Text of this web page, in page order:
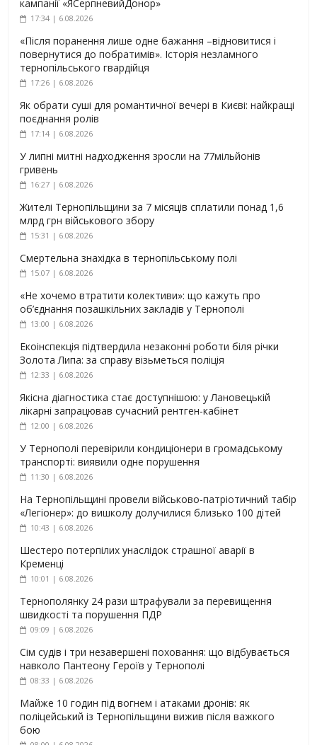
кампанії «ЯСерпневийДонор»
17:34 | 6.08.2026
«Після поранення лише одне бажання –відновитися і
повернутися до побратимів». Історія незламного
тернопільського гвардійця
17:26 | 6.08.2026
Як обрати суші для романтичної вечері в Києві: найкращі
поєднання ролів
17:14 | 6.08.2026
У липні митні надходження зросли на 77мільйонів
гривень
16:27 | 6.08.2026
Жителі Тернопільщини за 7 місяців сплатили понад 1,6
млрд грн військового збору
15:31 | 6.08.2026
Смертельна знахідка в тернопільському полі
15:07 | 6.08.2026
«Не хочемо втратити колективи»: що кажуть про
об’єднання позашкільних закладів у Тернополі
13:00 | 6.08.2026
Екоінспекція підтвердила незаконні роботи біля річки
Золота Липа: за справу візьметься поліція
12:33 | 6.08.2026
Якісна діагностика стає доступнішою: у Лановецькій
лікарні запрацював сучасний рентген-кабінет
12:00 | 6.08.2026
У Тернополі перевірили кондиціонери в громадському
транспорті: виявили одне порушення
11:30 | 6.08.2026
На Тернопільщині провели військово-патріотичний табір
«Легіонер»: до вишколу долучилися близько 100 дітей
10:43 | 6.08.2026
Шестеро потерпілих унаслідок страшної аварії в
Кременці
10:01 | 6.08.2026
Тернополянку 24 рази штрафували за перевищення
швидкості та порушення ПДР
09:09 | 6.08.2026
Сім судів і три незавершені поховання: що відбувається
навколо Пантеону Героїв у Тернополі
08:33 | 6.08.2026
Майже 10 годин під вогнем і атаками дронів: як
поліцейський із Тернопільщини вижив після важкого
бою